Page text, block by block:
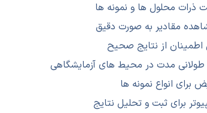
ذرات محلول ها و نمونه ها
مقادیر به صورت دقیق
اطمینان از نتایج صحیح
طولانی مدت در محیط های آزمایشگاهی
انواع نمونه ها
برای ثبت و تحلیل نتایج